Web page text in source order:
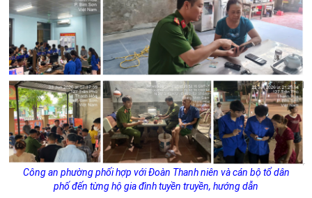
Công an phường phối hợp với Đoàn Thanh niên và cán bộ tổ dân
phố đến từng hộ gia đình tuyền truyền, hướng dẫn